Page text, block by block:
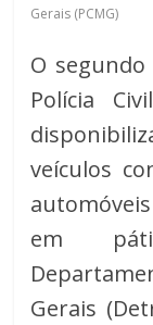
Gerais (PCMG)
O
Polícia
veículos
em
Gerais